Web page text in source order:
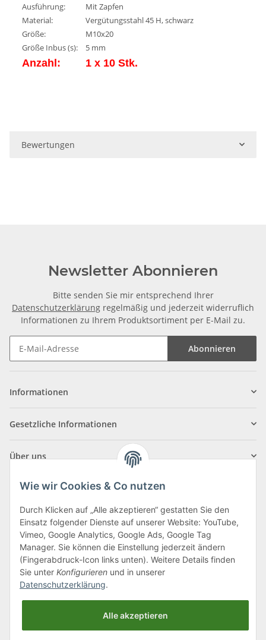
Ausführung:
Mit Zapfen
Material:
Vergütungsstahl 45 H, schwarz
Größe:
M10x20
Größe Inbus (s):
5 mm
Anzahl: 1 x 10 Stk.
Bewertungen
Newsletter Abonnieren
Bitte senden Sie mir entsprechend Ihrer
Datenschutzerklärung regelmäßig und jederzeit widerruflich
Informationen zu Ihrem Produktsortiment per E-Mail zu.
Abonnieren
Informationen
Gesetzliche Informationen
Über uns
Klagenfurter Straße 29
9556 Liebenfels
Montag bis Donnerstag: 8:00 bis 16:30 Uhr
Freitag: 8:00 bis 12:00 Uhr
Tel.:0043 (0) 4262 50900
office@cncshop.at
Wie wir Cookies & Co nutzen
Durch Klicken auf „Alle akzeptieren“ gestatten Sie den
Einsatz folgender Dienste auf unserer Website: YouTube,
Vimeo, Google Analytics, Google Ads, Google Tag
Manager. Sie können die Einstellung jederzeit ändern
(Fingerabdruck-Icon links unten). Weitere Details finden
Sie unter Konfigurieren und in unserer
Datenschutzerklärung.
Alle akzeptieren